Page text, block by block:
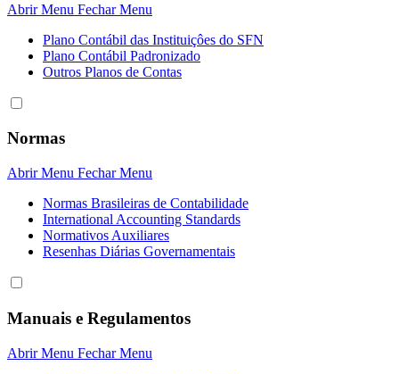
Abrir Menu Fechar Menu
Plano Contábil das Instituiçôes do SFN
Plano Contábil Padronizado
Outros Planos de Contas
Normas
Abrir Menu Fechar Menu
Normas Brasileiras de Contabilidade
International Accounting Standards
Normativos Auxiliares
Resenhas Diárias Governamentais
Manuais e Regulamentos
Abrir Menu Fechar Menu